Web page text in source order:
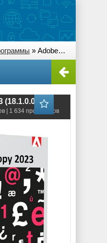
» Adobe InCopy 2023 (18.1.0.051)
(18.1.0.051)
| 1 634 просмотров